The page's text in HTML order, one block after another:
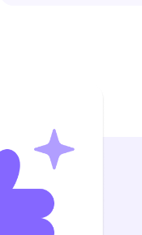
con tu
y
estándares
y
que
experiencia